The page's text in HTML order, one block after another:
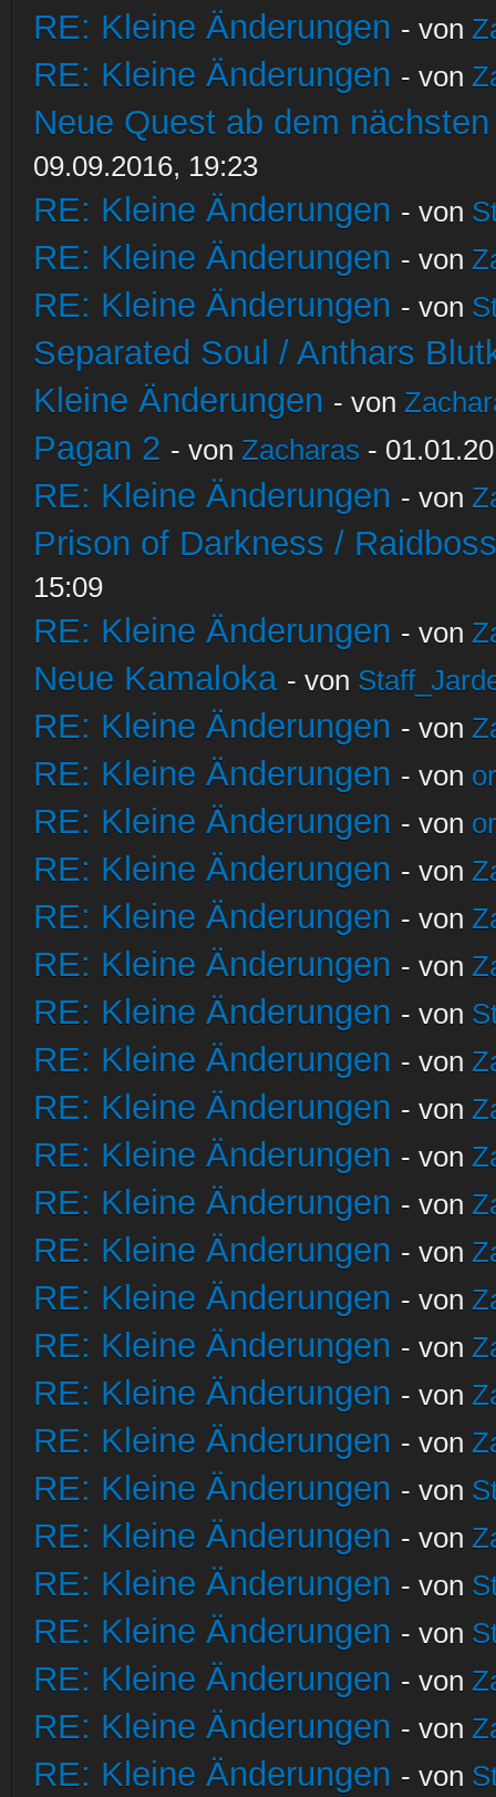
RE: Kleine Änderungen - von
RE: Kleine Änderungen - von
Neue Quest ab dem
09.09.2016, 19:23
RE: Kleine Änderungen - von
RE: Kleine Änderungen - von
RE: Kleine Änderungen - von
Separated Soul / Anthars
Kleine Änderungen - von
Pagan 2 - von Zacharas -
RE: Kleine Änderungen - von
Prison of Darkness /
15:09
RE: Kleine Änderungen - von
Neue Kamaloka - von
RE: Kleine Änderungen - von
RE: Kleine Änderungen - von
RE: Kleine Änderungen - von
RE: Kleine Änderungen - von
RE: Kleine Änderungen - von
RE: Kleine Änderungen - von
RE: Kleine Änderungen - von
RE: Kleine Änderungen - von
RE: Kleine Änderungen - von
RE: Kleine Änderungen - von
RE: Kleine Änderungen - von
RE: Kleine Änderungen - von
RE: Kleine Änderungen - von
RE: Kleine Änderungen - von
RE: Kleine Änderungen - von
RE: Kleine Änderungen - von
RE: Kleine Änderungen - von
RE: Kleine Änderungen - von
RE: Kleine Änderungen - von
RE: Kleine Änderungen - von
RE: Kleine Änderungen - von
RE: Kleine Änderungen - von
RE: Kleine Änderungen - von